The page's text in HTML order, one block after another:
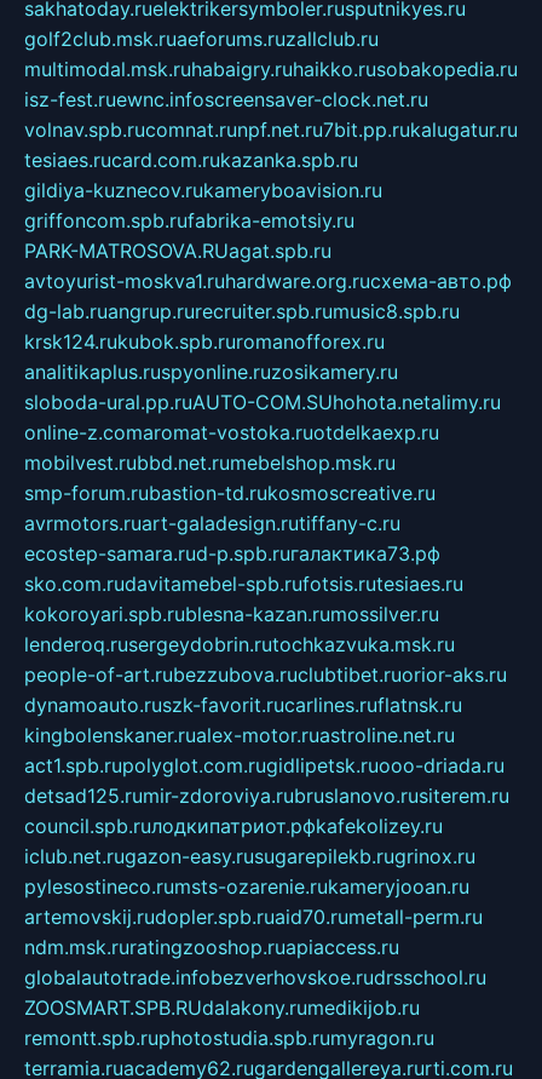
sakhatoday.ruelektrikersymboler.rusputnikyes.ru
golf2club.msk.ruaeforums.ruzallclub.ru
multimodal.msk.ruhabaigry.ruhaikko.rusobakopedia.ru
isz-fest.ruewnc.infoscreensaver-clock.net.ru
volnav.spb.rucomnat.runpf.net.ru7bit.pp.rukalugatur.ru
tesiaes.rucard.com.rukazanka.spb.ru
gildiya-kuznecov.rukameryboavision.ru
griffoncom.spb.rufabrika-emotsiy.ru
PARK-MATROSOVA.RUagat.spb.ru
avtoyurist-moskva1.ruhardware.org.ruсхема-авто.рф
dg-lab.ruangrup.rurecruiter.spb.rumusic8.spb.ru
krsk124.rukubok.spb.ruromanofforex.ru
analitikaplus.ruspyonline.ruzosikamery.ru
sloboda-ural.pp.ruAUTO-COM.SUhohota.netalimy.ru
online-z.comaromat-vostoka.ruotdelkaexp.ru
mobilvest.rubbd.net.rumebelshop.msk.ru
smp-forum.rubastion-td.rukosmoscreative.ru
avrmotors.ruart-galadesign.rutiffany-c.ru
ecostep-samara.rud-p.spb.ruгалактика73.рф
sko.com.rudavitamebel-spb.rufotsis.rutesiaes.ru
kokoroyari.spb.rublesna-kazan.rumossilver.ru
lenderoq.rusergeydobrin.rutochkazvuka.msk.ru
people-of-art.rubezzubova.ruclubtibet.ruorior-aks.ru
dynamoauto.ruszk-favorit.rucarlines.ruflatnsk.ru
kingbolenskaner.rualex-motor.ruastroline.net.ru
act1.spb.rupolyglot.com.rugidlipetsk.ruooo-driada.ru
detsad125.rumir-zdoroviya.rubruslanovo.rusiterem.ru
council.spb.ruлодкипатриот.рфkafekolizey.ru
iclub.net.rugazon-easy.rusugarepilekb.rugrinox.ru
pylesostineco.rumsts-ozarenie.rukameryjooan.ru
artemovskij.rudopler.spb.ruaid70.rumetall-perm.ru
ndm.msk.ruratingzooshop.ruapiaccess.ru
globalautotrade.infobezverhovskoe.rudrsschool.ru
ZOOSMART.SPB.RUdalakony.rumedikijob.ru
remontt.spb.ruphotostudia.spb.rumyragon.ru
terramia.ruacademy62.rugardengallereya.rurti.com.ru